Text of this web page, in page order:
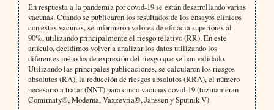
En respuesta a la pandemia por covid-19 se están desarrollando varias
vacunas. Cuando se publicaron los resultados de los ensayos clínicos
con estas vacunas, se informaron valores de eficacia superiores al
90%, utilizando principalmente el riesgo relativo (RR). En este
artículo, decidimos volver a analizar los datos utilizando los
diferentes métodos de expresión del riesgo que se han validado.
Utilizando las principales publicaciones, se calcularon los riesgos
absolutos (RA), la reducción de riesgos absolutos (RRA), el número
necesario a tratar (NNT) para cinco vacunas covid-19 (tozinameran
Comirnaty®, Moderna, Vaxzevria®, Janssen y Sputnik V).